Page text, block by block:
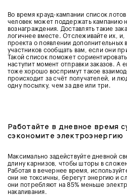
Во время крауд-кампании список
человек может поддержать кампанию
вознаграждения. Доставлять такие
логичнее вместе. Отслеживайте их,
проекта о появлении дополнительных
участников сообщать вам, если они
Такой списокпоможет
наступит момент отправки заказов. А
тоже хорошо воспримут такое
происходит за счёт получателей, и
одну посылку, чем за две или три.
Работайте в дневное время
сэкономите электроэнергию
Максимально задействуйте дневной
длину карнизов, чтобы шторы в
Работая в вечернее время,
они не токсичны, берегут энергию и
они потребляют на 85% меньше
накаливания.